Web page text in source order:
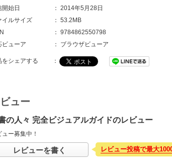
開始日
： 2014年5月28日
イルサイズ
： 53.2MB
： 9784862550798
ビューア
： ブラウザビューア
をシェアする ：
ュー
の人々 完全ビジュアルガイドのレビュー
ュー募集中！
レビューを書く レビュー投稿で最大